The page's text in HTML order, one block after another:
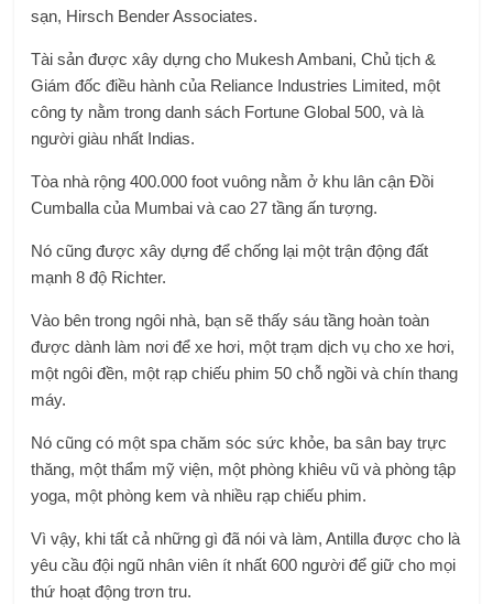
sạn, Hirsch Bender Associates.
Tài sản được xây dựng cho Mukesh Ambani, Chủ tịch &
Giám đốc điều hành của Reliance Industries Limited, một
công ty nằm trong danh sách Fortune Global 500, và là
người giàu nhất Indias.
Tòa nhà rộng 400.000 foot vuông nằm ở khu lân cận Đồi
Cumballa của Mumbai và cao 27 tầng ấn tượng.
Nó cũng được xây dựng để chống lại một trận động đất
mạnh 8 độ Richter.
Vào bên trong ngôi nhà, bạn sẽ thấy sáu tầng hoàn toàn
được dành làm nơi để xe hơi, một trạm dịch vụ cho xe hơi,
một ngôi đền, một rạp chiếu phim 50 chỗ ngồi và chín thang
máy.
Nó cũng có một spa chăm sóc sức khỏe, ba sân bay trực
thăng, một thẩm mỹ viện, một phòng khiêu vũ và phòng tập
yoga, một phòng kem và nhiều rạp chiếu phim.
Vì vậy, khi tất cả những gì đã nói và làm, Antilla được cho là
yêu cầu đội ngũ nhân viên ít nhất 600 người để giữ cho mọi
thứ hoạt động trơn tru.